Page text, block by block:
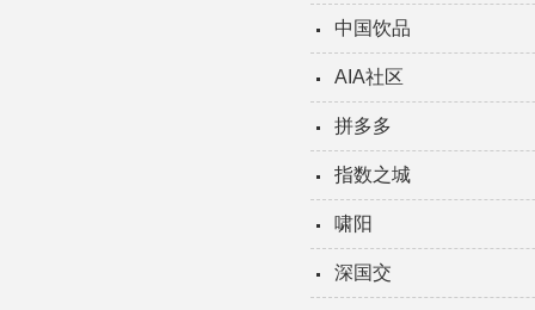
中国饮品
AIA社区
拼多多
指数之城
啸阳
深国交